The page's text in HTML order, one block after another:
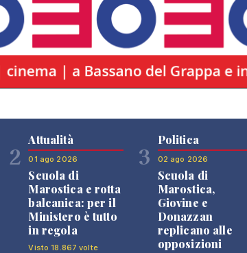
2
Attualità
01 ago 2026
Scuola di
Marostica e rotta
balcanica: per il
Ministero è tutto
in regola
Visto 18.867 volte
3
Politica
02 ago 2026
Scuola di
Marostica,
Giovine e
Donazzan
replicano alle
opposizioni